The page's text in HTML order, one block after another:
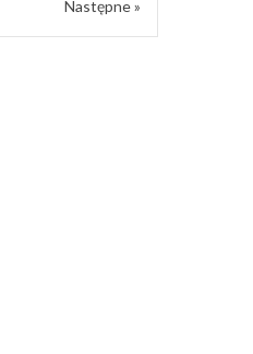
Następne »